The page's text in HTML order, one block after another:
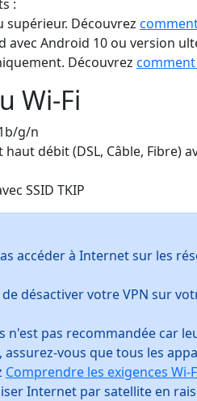
:
supérieur. Découvrez
avec Android 10 ou version
Découvrez
Wi-Fi
g/n
débit (DSL, Câble, Fibre)
SSID TKIP
accéder à Internet sur les
de désactiver votre VPN sur
pas recommandée car
vous que tous les
Comprendre les exigences Wi-
Internet par satellite en